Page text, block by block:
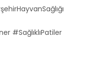
#SağlıklıPatiler